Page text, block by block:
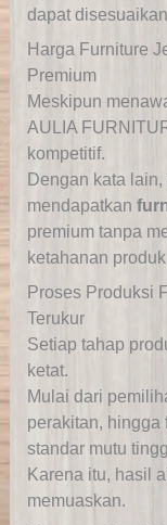
dapat
Harga Furniture
Premium
Meskipun
AULIA
kompetitif.
Dengan kata
mendapatkan
premiumtanpa
ketahanan
Proses Produksi
Terukur
Setiap tahap
ketat.
Mulai dari
perakitan, hingga
standar mutu
Karena itu, hasil
memuaskan.